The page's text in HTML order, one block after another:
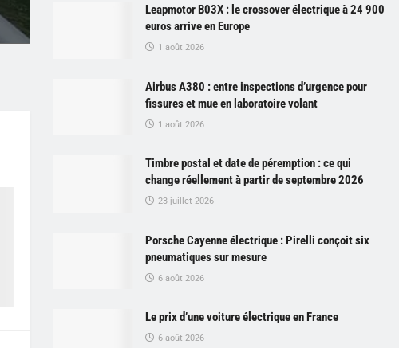
Leapmotor B03X : le crossover électrique à 24 900
euros arrive en Europe
1 août 2026
Airbus A380 : entre inspections d’urgence pour
fissures et mue en laboratoire volant
1 août 2026
Timbre postal et date de péremption : ce qui
change réellement à partir de septembre 2026
23 juillet 2026
Porsche Cayenne électrique : Pirelli conçoit six
pneumatiques sur mesure
6 août 2026
Le prix d’une voiture électrique en France
6 août 2026